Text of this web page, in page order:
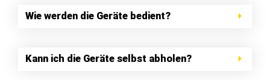
Wie werden die Geräte bedient?
Kann ich die Geräte selbst abholen?